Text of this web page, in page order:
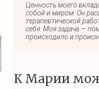
Ценность моего
собой и миром. Он
терапевтической
себя. Моя задача —
происходило и
К Марии